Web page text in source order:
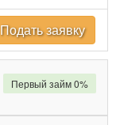
Подать заявку
Первый займ 0%